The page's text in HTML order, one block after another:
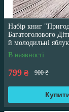
Набір книг
Багатоголового
й молодильні
перлини для Білої
В наявності
799 ₴ 900 ₴